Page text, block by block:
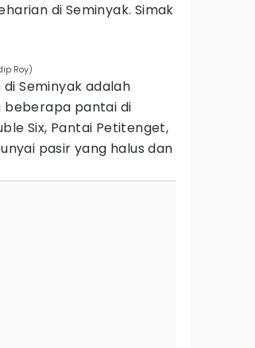
di Seminyak. Simak
Roy)
Seminyak adalah
beberapa pantai di
Six, Pantai Petitenget,
pasir yang halus dan